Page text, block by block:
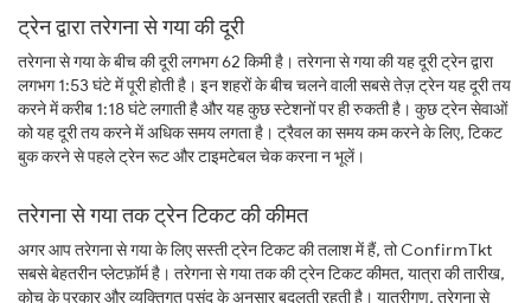
ट्रेन द्वारा तरेगना से गया की दूरी
तरेगना से गया के बीच की दूरी लगभग 62 किमी है। तरेगना से गया की यह दूरी ट्रेन द्वारा
लगभग 1:53 घंटे में पूरी होती है। इन शहरों के बीच चलने वाली सबसे तेज़ ट्रेन यह दूरी तय
करने में करीब 1:18 घंटे लगाती है और यह कुछ स्टेशनों पर ही रुकती है। कुछ ट्रेन सेवाओं
को यह दूरी तय करने में अधिक समय लगता है। ट्रैवल का समय कम करने के लिए, टिकट
बुक करने से पहले ट्रेन रूट और टाइमटेबल चेक करना न भूलें।
तरेगना से गया तक ट्रेन टिकट की कीमत
अगर आप तरेगना से गया के लिए सस्ती ट्रेन टिकट की तलाश में हैं, तो ConfirmTkt
सबसे बेहतरीन प्लेटफ़ॉर्म है। तरेगना से गया तक की ट्रेन टिकट कीमत, यात्रा की तारीख,
कोच के प्रकार और व्यक्तिगत पसंद के अनुसार बदलती रहती है। यात्रीगण, तरेगना से